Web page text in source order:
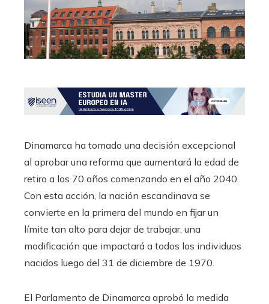
Dinamarca ha tomado una decisión excepcional
al aprobar una reforma que aumentará la edad de
retiro a los 70 años comenzando en el año 2040.
Con esta acción, la nación escandinava se
convierte en la primera del mundo en fijar un
límite tan alto para dejar de trabajar, una
modificación que impactará a todos los individuos
nacidos luego del 31 de diciembre de 1970.
El Parlamento de Dinamarca aprobó la medida